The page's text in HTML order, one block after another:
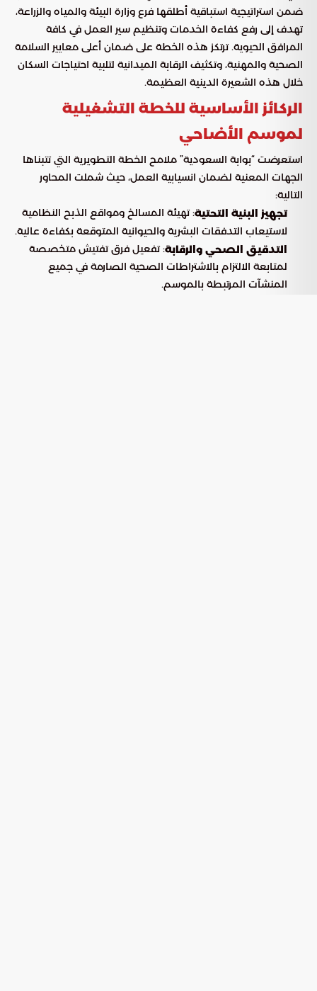
ضمن استراتيجية استباقية أطلقها فرع وزارة البيئة والمياه والزراعة،
تهدف إلى رفع كفاءة الخدمات وتنظيم سير العمل في كافة
المرافق الحيوية. ترتكز هذه الخطة على ضمان أعلى معايير السلامة
الصحية والمهنية، وتكثيف الرقابة الميدانية لتلبية احتياجات السكان
خلال هذه الشعيرة الدينية العظيمة.
الركائز الأساسية للخطة التشغيلية
لموسم الأضاحي
استعرضت “بوابة السعودية” ملامح الخطة التطويرية التي تتبناها
الجهات المعنية لضمان انسيابية العمل، حيث شملت المحاور
التالية:
تجهيز البنية التحتية: تهيئة المسالخ ومواقع الذبح النظامية
لاستيعاب التدفقات البشرية والحيوانية المتوقعة بكفاءة عالية.
التدقيق الصحي والرقابة: تفعيل فرق تفتيش متخصصة
لمتابعة الالتزام بالاشتراطات الصحية الصارمة في جميع
المنشآت المرتبطة بالموسم.